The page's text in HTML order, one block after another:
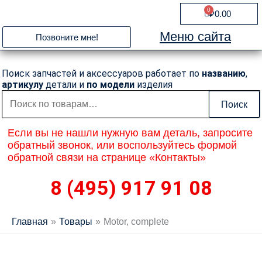
содержимому
₽0.00
0
Cart
Позвоните мне! Меню сайта
Поиск запчастей и аксессуаров работает по названию,
артикулу детали и по модели изделия
Искать:
Поиск
Если вы не нашли нужную вам деталь, запросите
обратный звонок, или воспользуйтесь формой
обратной связи на странице «Контакты»
8 (495) 917 91 08
Главная Товары Motor, complete